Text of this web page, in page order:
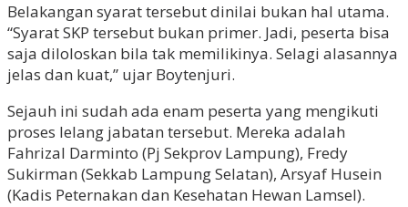
Belakangan syarat tersebut dinilai bukan hal utama.
“Syarat SKP tersebut bukan primer. Jadi, peserta bisa
saja diloloskan bila tak memilikinya. Selagi alasannya
jelas dan kuat,” ujar Boytenjuri.
Sejauh ini sudah ada enam peserta yang mengikuti
proses lelang jabatan tersebut. Mereka adalah
Fahrizal Darminto (Pj Sekprov Lampung), Fredy
Sukirman (Sekkab Lampung Selatan), Arsyaf Husein
(Kadis Peternakan dan Kesehatan Hewan Lamsel).